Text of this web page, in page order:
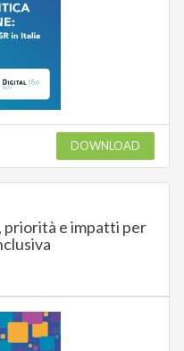
DOWNLOAD
priorità e impatti per